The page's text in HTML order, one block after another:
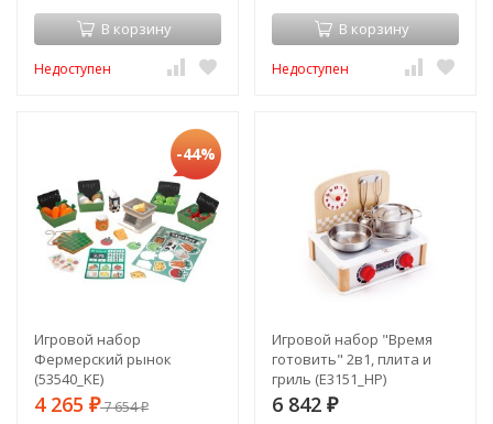
В корзину
Недоступен
В корзину
Недоступен
-44%
Игровой набор
Фермерский рынок
(53540_KE)
4 265 ₽7 654₽
Игровой набор "Время
готовить" 2в1, плита и
гриль (E3151_HP)
6 842 ₽